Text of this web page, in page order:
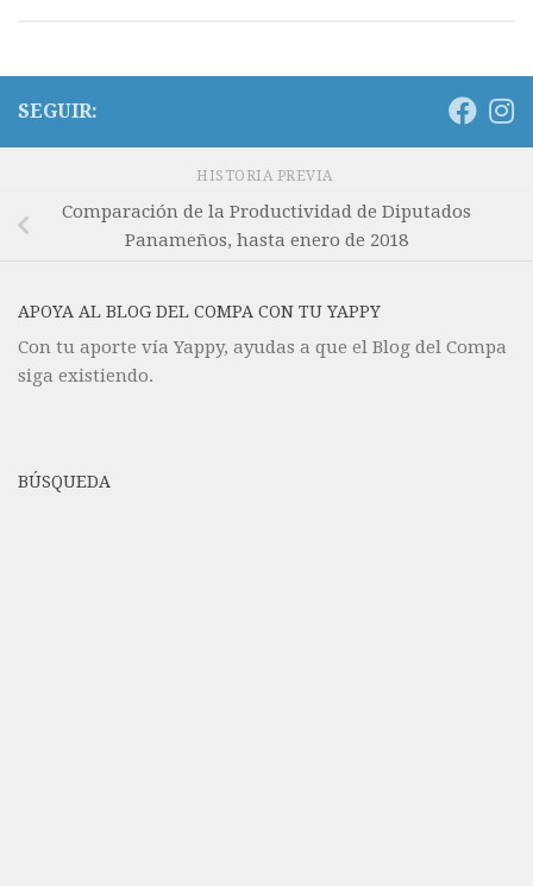
SEGUIR:
HISTORIA PREVIA
Comparación de la Productividad de Diputados
Panameños, hasta enero de 2018
APOYA AL BLOG DEL COMPA CON TU YAPPY
Con tu aporte vía Yappy, ayudas a que el Blog del Compa
siga existiendo.
BÚSQUEDA